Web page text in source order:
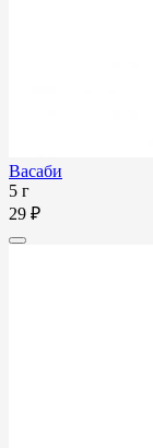
Васаби
5 г
29 ₽